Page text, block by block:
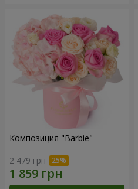
Композиция "Barbie"
2 479 грн